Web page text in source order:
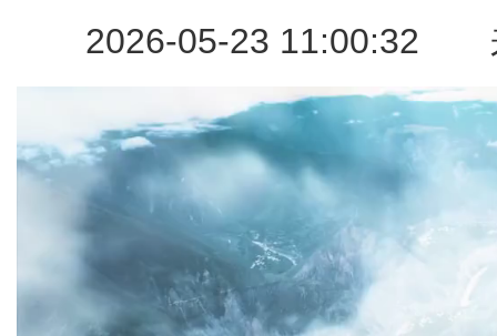
2026-05-23 11:00:32